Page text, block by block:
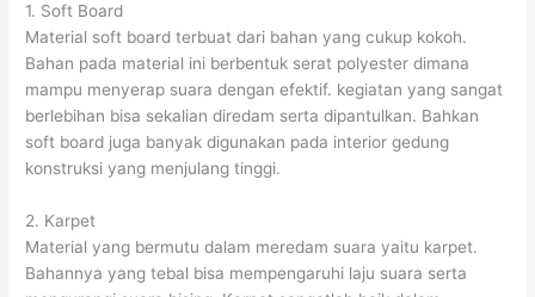
1. Soft Board
Material soft board terbuat dari bahan yang cukup kokoh.
Bahan pada material ini berbentuk serat polyester dimana
mampu menyerap suara dengan efektif. kegiatan yang sangat
berlebihan bisa sekalian diredam serta dipantulkan. Bahkan
soft board juga banyak digunakan pada interior gedung
konstruksi yang menjulang tinggi.
2. Karpet
Material yang bermutu dalam meredam suara yaitu karpet.
Bahannya yang tebal bisa mempengaruhi laju suara serta